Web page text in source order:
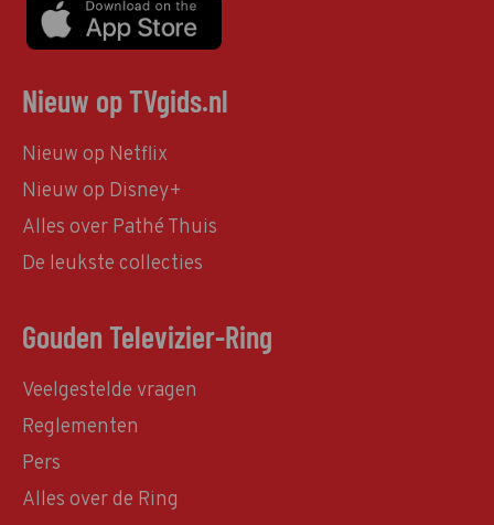
Nieuw op TVgids.nl
Nieuw op Netflix
Nieuw op Disney+
Alles over Pathé Thuis
De leukste collecties
Gouden Televizier-Ring
Veelgestelde vragen
Reglementen
Pers
Alles over de Ring